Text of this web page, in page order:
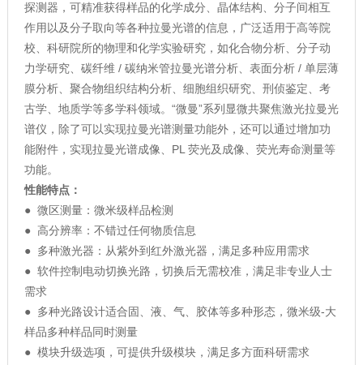
探测器，可精准获得样品的化学成分、晶体结构、分子间相互
作用以及分子取向等各种拉曼光谱的信息，广泛适用于高等院
校、科研院所的物理和化学实验研究，如化合物分析、分子动
力学研究、碳纤维 / 碳纳米管拉曼光谱分析、表面分析 / 单层薄
膜分析、聚合物组织结构分析、细胞组织研究、刑侦鉴定、考
古学、地质学等多学科领域。“微曼”系列显微共聚焦激光拉曼光
谱仪，除了可以实现拉曼光谱测量功能外，还可以通过增加功
能附件，实现拉曼光谱成像、PL 荧光及成像、荧光寿命测量等
功能。
性能特点：
● 微区测量：微米级样品检测
● 高分辨率：不错过任何物质信息
● 多种激光器：从紫外到红外激光器，满足多种应用需求
● 软件控制电动切换光路，切换后无需校准，满足非专业人士
需求
● 多种光路设计适合固、液、气、胶体等多种形态，微米级-大
样品多种样品同时测量
● 模块升级选项，可提供升级模块，满足多方面科研需求